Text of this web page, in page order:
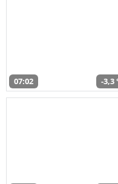
07:02 -3,3